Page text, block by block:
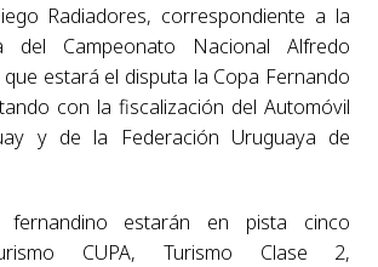
Radiadores, correspondiente a la
del Campeonato Nacional Alfredo
estará el disputa la Copa Fernando
con la fiscalización del Automóvil
y de la Federación Uruguaya de
estarán en pista cinco
CUPA, Turismo Clase 2,